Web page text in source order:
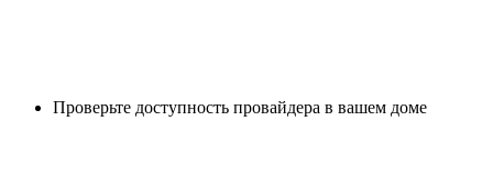
Проверьте доступность провайдера в вашем доме